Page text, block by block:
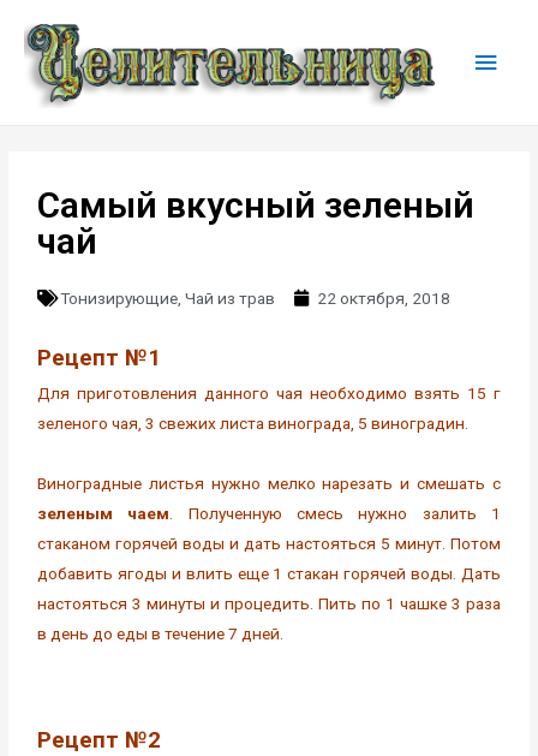
Самый вкусный зеленый
чай
Тонизирующие ,Чай из трав 22 октября, 2018
Рецепт №1
Для приготовления данного чая необходимо взять 15 г
зеленого чая, 3 свежих листа винограда, 5 виноградин.
Виноградные листья нужно мелко нарезать и смешать с
зеленым чаем . Полученную смесь нужно залить 1
стаканом горячей воды и дать настояться 5 минут. Потом
добавить ягоды и влить еще 1 стакан горячей воды. Дать
настояться 3 минуты и процедить. Пить по 1 чашке 3 раза
в день до еды в течение 7 дней.
Рецепт №2